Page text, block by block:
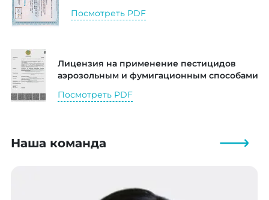
Посмотреть PDF
Лицензия на применение пестицидов
аэрозольным и фумигационным способами
Посмотреть PDF
Наша команда